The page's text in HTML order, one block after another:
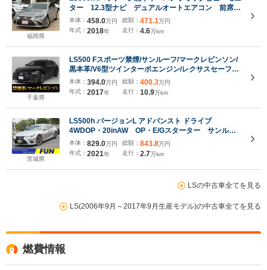
福岡県
ター 12.3型ナビ デュアルオートエアコン 前席シ
ートヒーター&ベンチレーション 三眼LEDヘッドラ
イト 前後ドラレコ レーダー探知機 ETC2.0
本体： 458.0万円
年式： 2018年
総額： 471.1万円
走行： 4.6万km
千葉県
LS500 Fスポーツ禁煙/サンルーフ/マークレビンソン/
黒本革/V6型ツインターボエンジン/レクサスセーフテ
ィシステム+A/デジタルインナーミラー/ハンズフリー
パワートランク/パノラミックビューモニター/専用イ
ンテリア&エクステリア
本体： 394.0万円
年式： 2017年
総額： 400.3万円
走行： 10.9万km
茨城県
LS500h バージョンL アドバンスト ドライブ
4WDOP・20inAW OP・E/Gスターター サンルー
フ セーフティシステムプラスA チームメイト D
インナーミラー HUD BSM 全周囲 マクレビ
12.3inタッチディスプレイ ハンズフリーPトラン
ク 黒革シート
本体： 829.0万円
年式： 2021年
総額： 843.8万円
走行： 2.7万km
LSの中古車全てを見る
LS(2006年9月～2017年9月生産モデル)の中古車全てを見る
燃費情報